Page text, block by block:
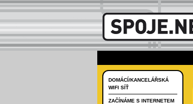
DOMÁCÍ/KANCELÁŘSKÁ
WIFI SÍŤ
ZAČÍNÁME S INTERNETEM